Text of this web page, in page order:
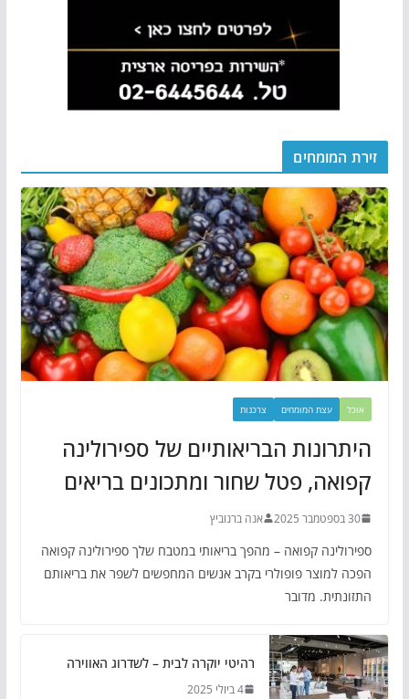
זירת המומחים
אוכל עצת המומחים צרכנות
היתרונות הבריאותיים של ספירולינה
קפואה, פטל שחור ומתכונים בריאים
30 בספטמבר 2025 אנה ברנוביץ
ספירולינה קפואה – מהפך בריאותי במטבח שלך ספירולינה קפואה
הפכה למוצר פופולרי בקרב אנשים המחפשים לשפר את בריאותם
התזונתית. מדובר
רהיטי יוקרה לבית – לשדרוג האווירה
4 ביולי 2025